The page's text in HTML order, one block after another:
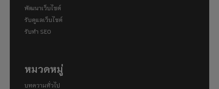
พัฒนาเว็บไซต์
รับดูแลเว็บไซต์
รับทำ SEO
หมวดหมู่
บทความทั่วไป